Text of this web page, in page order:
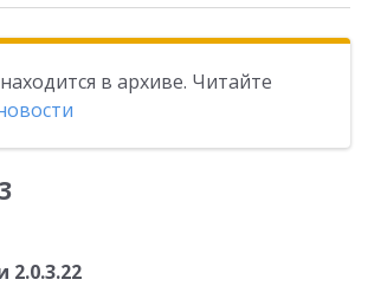
в архиве. Читайте
2.0.3.22